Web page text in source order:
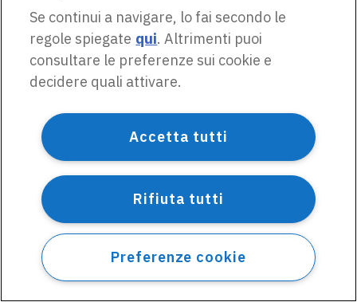
Se continui a navigare, lo fai secondo le
regole spiegate qui. Altrimenti puoi
consultare le preferenze sui cookie e
decidere quali attivare.
Accetta tutti
Rifiuta tutti
Preferenze cookie